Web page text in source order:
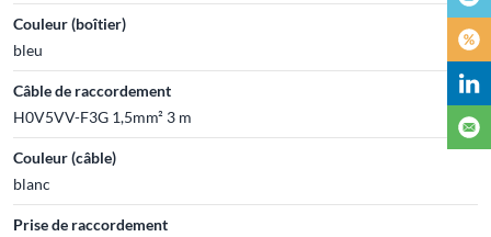
Couleur (boîtier)
bleu
Câble de raccordement
H0V5VV-F3G 1,5mm² 3 m
Couleur (câble)
blanc
Prise de raccordement